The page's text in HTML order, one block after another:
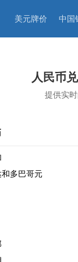
美元牌价 中国
人民币
提供实